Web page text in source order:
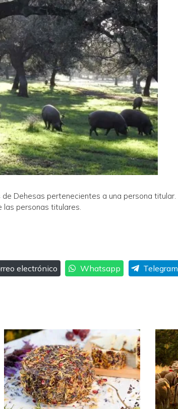
Dehesas pertenecientes a una persona titular.
las personas titulares.
electrónico Whatsapp Telegram